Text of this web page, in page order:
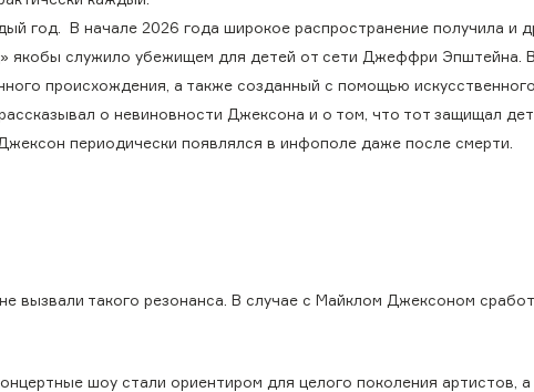
год. В начале 2026 года широкое распространение получила и
якобы служило убежищем для детей от сети Джеффри Эпштейна.
происхождения, а также созданный с помощью искусственного
о невиновности Джексона и о том, что тот защищал
периодически появлялся в инфополе даже после смерти.
вызвали такого резонанса. В случае с Майклом Джексоном
шоу стали ориентиром для целого поколения артистов, а